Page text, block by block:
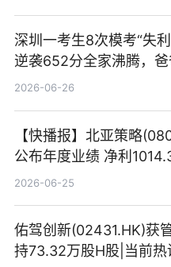
深圳一考生8次模考“失
逆袭652分全家沸腾，爸
“没查错吧” 焦点简讯
2026-06-26
【快播报】北亚策略
公布年度业绩 净利
同比扭亏为盈
2026-06-25
佑驾创新(02431.HK)获
持73.32万股H股|当前热